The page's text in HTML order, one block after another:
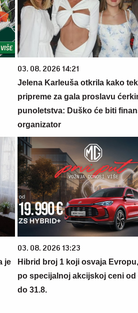
03. 08. 2026 14:21
Jelena Karleuša otkrila kako
pripreme za gala proslavu
punoletstva: Duško će biti
organizator
je
03. 08. 2026 13:23
Hibrid broj 1 koji osvaja
po specijalnoj akcijskoj ceni od
do 31.8.